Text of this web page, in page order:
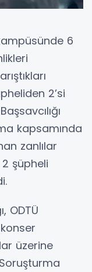
6
2’si
kapsamında
zanlılar
şüpheli
ODTÜ
üzerine